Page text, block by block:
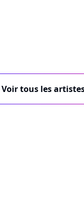
Voir tous les